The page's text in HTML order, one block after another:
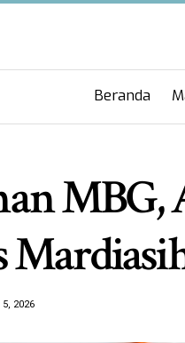
Beranda
MBG,
5, 2026